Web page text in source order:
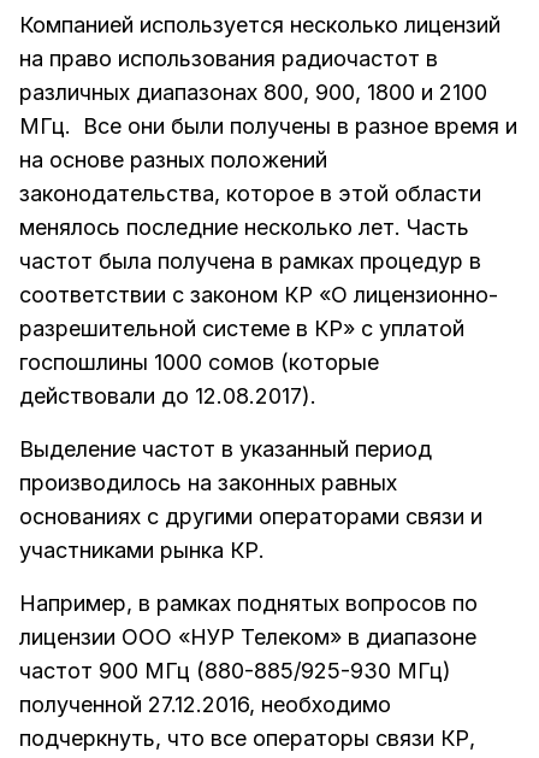
Компанией используется несколько лицензий
на право использования радиочастот в
различных диапазонах 800, 900, 1800 и 2100
МГц. Все они были получены в разное время и
на основе разных положений
законодательства, которое в этой области
менялось последние несколько лет. Часть
частот была получена в рамках процедур в
соответствии с законом КР «О лицензионно-
разрешительной системе в КР» с уплатой
госпошлины 1000 сомов (которые
действовали до 12.08.2017).
Выделение частот в указанный период
производилось на законных равных
основаниях с другими операторами связи и
участниками рынка КР.
Например, в рамках поднятых вопросов по
лицензии ООО «НУР Телеком» в диапазоне
частот 900 МГц (880-885/925-930 МГц)
полученной 27.12.2016, необходимо
подчеркнуть, что все операторы связи КР,